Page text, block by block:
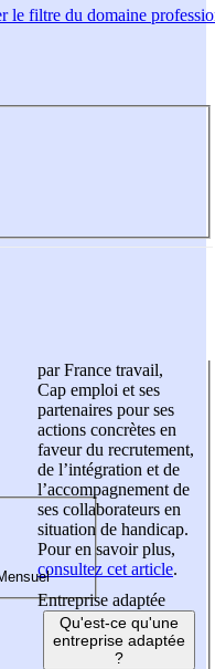
le filtre du domaine
par France travail,
Cap emploi et ses
partenaires pour ses
actions concrètes en
faveur du recrutement,
de l’intégration et de
l’accompagnement de
ses collaborateurs en
situation de handicap.
Pour en savoir plus,
consultez cet article.
Entreprise adaptée
Qu'est-ce qu'une
entreprise adaptée
?